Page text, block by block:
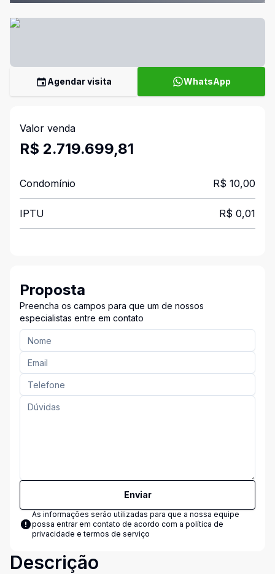
Agendar visita WhatsApp
Valor venda
R$ 2.719.699,81
Condomínio R$ 10,00
IPTU R$ 0,01
Proposta
Preencha os campos para que um de nossos
especialistas entre em contato
Enviar
As informações serão utilizadas para que a nossa equipe
possa entrar em contato de acordo com a política de
privacidade e termos de serviço
Descrição